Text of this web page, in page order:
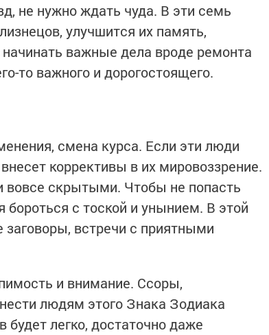
не нужно ждать чуда. В эти семь
улучшится их память,
важные дела вроде ремонта
то важного и дорогостоящего.
смена курса. Если эти люди
коррективы в их мировоззрение.
скрытыми. Чтобы не попасть
с тоской и унынием. В этой
встречи с приятными
и внимание. Ссоры,
людям этого Знака Зодиака
легко, достаточно даже